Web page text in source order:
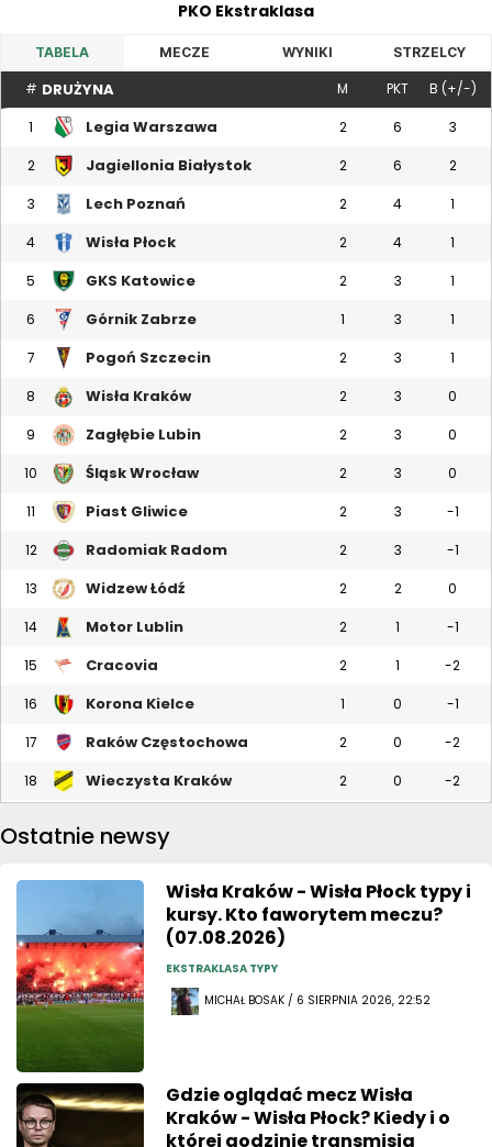
PKO Ekstraklasa
TABELA MECZE WYNIKI STRZELCY
# DRUŻYNA M PKT B (+/-)
1 Legia Warszawa 2 6 3
2 Jagiellonia Białystok 2 6 2
3 Lech Poznań 2 4 1
4 Wisła Płock 2 4 1
5 GKS Katowice 2 3 1
6 Górnik Zabrze 1 3 1
7 Pogoń Szczecin 2 3 1
8 Wisła Kraków 2 3 0
9 Zagłębie Lubin 2 3 0
10 Śląsk Wrocław 2 3 0
11 Piast Gliwice 2 3 -1
12 Radomiak Radom 2 3 -1
13 Widzew Łódź 2 2 0
14 Motor Lublin 2 1 -1
15 Cracovia 2 1 -2
16 Korona Kielce 1 0 -1
17 Raków Częstochowa 2 0 -2
18 Wieczysta Kraków 2 0 -2
Ostatnie newsy
Wisła Kraków - Wisła Płock typy i
kursy. Kto faworytem meczu?
(07.08.2026)
EKSTRAKLASA TYPY
MICHAŁ BOSAK / 6 SIERPNIA 2026, 22:52
Gdzie oglądać mecz Wisła
Kraków - Wisła Płock? Kiedy i o
której godzinie transmisja